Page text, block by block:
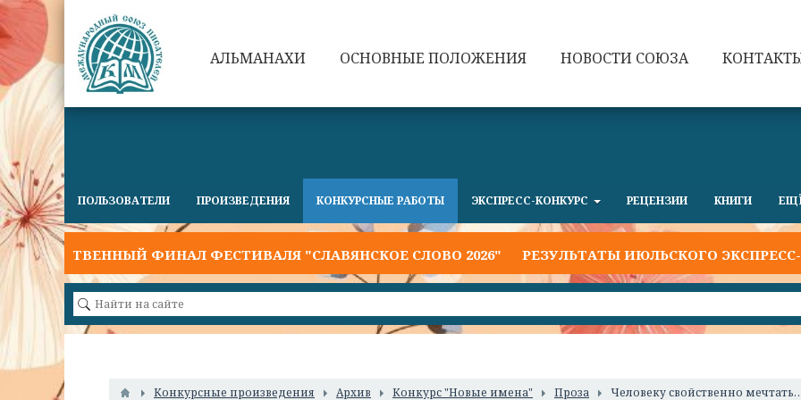
АЛЬМАНАХИ ОСНОВНЫЕ ПОЛОЖЕНИЯ НОВОСТИ СОЮЗА
ПОЛЬЗОВАТЕЛИ ПРОИЗВЕДЕНИЯ КОНКУРСНЫЕ РАБОТЫ ЭКСПРЕСС-КОНКУРС РЕЦЕНЗИИ КНИГИ
ФИНАЛ ФЕСТИВАЛЯ "СЛАВЯНСКОЕ СЛОВО 2026" РЕЗУЛЬТАТЫ ИЮЛЬСКОГО ЭКСПРЕСС-
Конкурсные произведения Архив Конкурс "Новые имена" Проза Человеку свойственно